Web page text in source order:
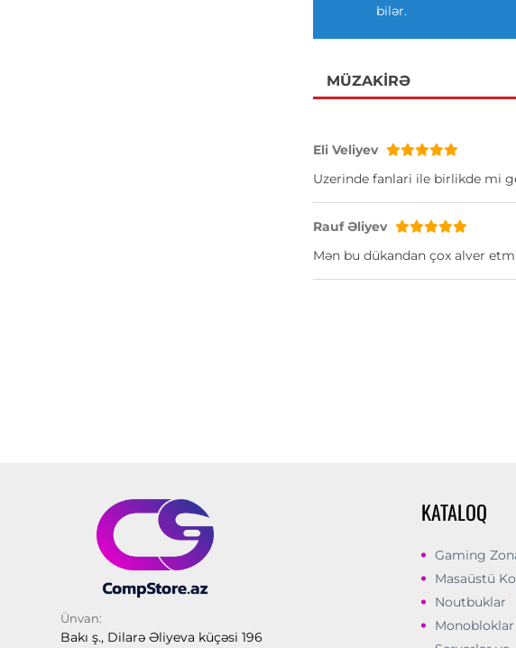
bilər.
MÜZAKIRƏ
Eli Veliyev
Uzerinde fanlari ile birlikde mi
Rauf Əliyev
Mən bu dükandan çox alver
Ünvan:
Bakı ş., Dilarə Əliyeva küçəsi 196
KATALOQ
Gaming
Masaüstü
Noutbuklar
Monobloklar